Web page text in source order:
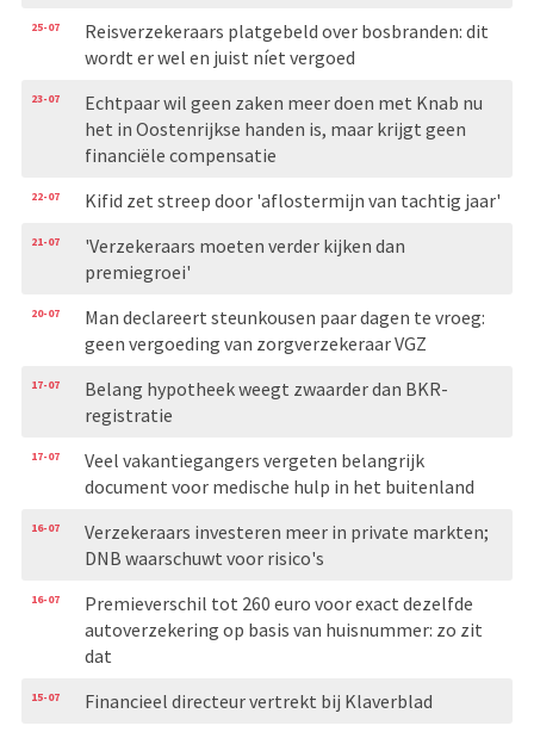
25-07
Reisverzekeraars platgebeld over bosbranden: dit
wordt er wel en juist níet vergoed
23-07
Echtpaar wil geen zaken meer doen met Knab nu
het in Oostenrijkse handen is, maar krijgt geen
financiële compensatie
22-07 Kifid zet streep door 'aflostermijn van tachtig jaar'
21-07
'Verzekeraars moeten verder kijken dan
premiegroei'
20-07
Man declareert steunkousen paar dagen te vroeg:
geen vergoeding van zorgverzekeraar VGZ
17-07
Belang hypotheek weegt zwaarder dan BKR-
registratie
17-07
Veel vakantiegangers vergeten belangrijk
document voor medische hulp in het buitenland
16-07
Verzekeraars investeren meer in private markten;
DNB waarschuwt voor risico's
16-07
Premieverschil tot 260 euro voor exact dezelfde
autoverzekering op basis van huisnummer: zo zit
dat
15-07 Financieel directeur vertrekt bij Klaverblad